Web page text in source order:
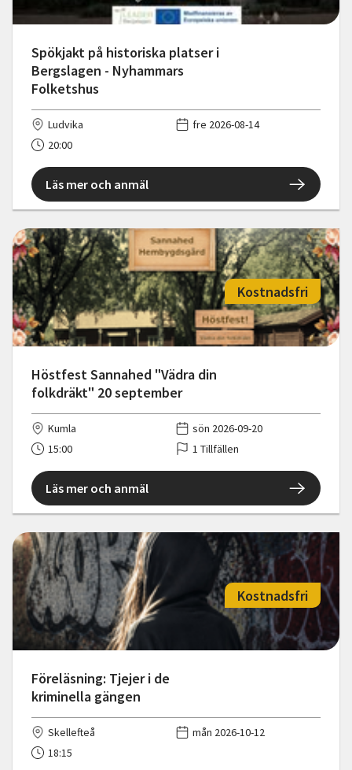
Spökjakt på historiska platser i
Bergslagen - Nyhammars
Folketshus
Ludvika
fre 2026-08-14
20:00
Läs mer och anmäl
Höstfest Sannahed "Vädra din
folkdräkt" 20 september
Kostnadsfri
Kumla
sön 2026-09-20
15:00
1 Tillfällen
Läs mer och anmäl
Föreläsning: Tjejer i de
kriminella gängen
Kostnadsfri
Skellefteå
mån 2026-10-12
18:15